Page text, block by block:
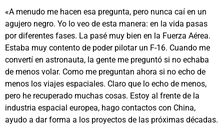
«A menudo me hacen esa pregunta, pero nunca caí en un
agujero negro. Yo lo veo de esta manera: en la vida pasas
por diferentes fases. La pasé muy bien en la Fuerza Aérea.
Estaba muy contento de poder pilotar un F-16. Cuando me
convertí en astronauta, la gente me preguntó si no echaba
de menos volar. Como me preguntan ahora si no echo de
menos los viajes espaciales. Claro que lo echo de menos,
pero he recuperado muchas cosas. Estoy al frente de la
industria espacial europea, hago contactos con China,
ayudo a dar forma a los proyectos de las próximas décadas.